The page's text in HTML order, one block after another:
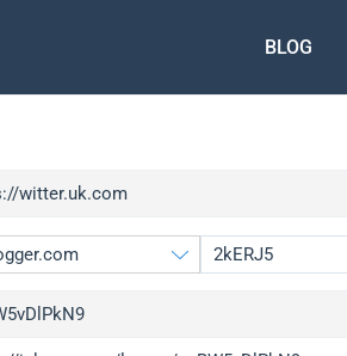
BLOG
witter.uk.com